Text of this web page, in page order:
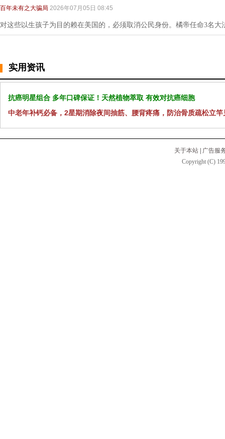
百年未有之大骗局 2026年07月05日 08:45
对这些以生孩子为目的赖在美国的，必须取消公民身份。橘帝任命3名大
实用资讯
抗癌明星组合 多年口碑保证！天然植物萃取 有效对抗癌细胞
中老年补钙必备，2星期消除夜间抽筋、腰背疼痛，防治骨质疏松立竿
关于本站
广告服
Copyright (C)